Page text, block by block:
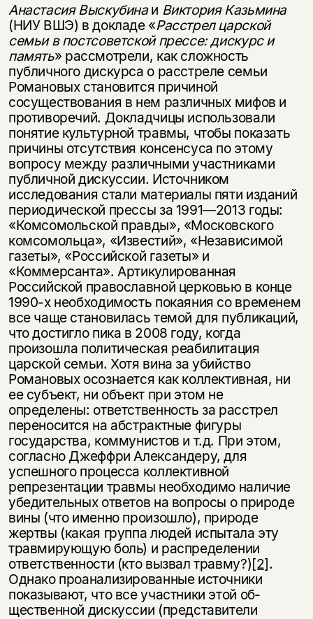
Анастасия Выскубина и Виктория Казьмина
(НИУ ВШЭ) в докладе «Рас­стрел царской
семьи в постсоветской прессе: дискурс и
память» рассмотрели, как сложность
публичного дискурса о расстреле семьи
Романовых становится при­чиной
сосуществования в нем различных мифов и
противоречий. Докладчицы использовали
понятие культурной травмы, чтобы показать
причины отсутствия консенсуса по этому
вопросу между различными участниками
публичной дис­куссии. Источником
исследования стали материалы пяти изданий
периодической прессы за 1991—2013 годы:
«Комсомольской правды», «Московского
комсомольца», «Известий», «Независимой
газеты», «Российской газеты» и
«Коммерсанта». Артикулированная
Российской православной церковью в конце
1990-х необхо­димость покаяния со временем
все чаще становилась темой для публикаций,
что достигло пика в 2008 году, когда
произошла политическая реабилитация
царской семьи. Хотя вина за убийство
Романовых осознается как коллективная, ни
ее субъект, ни объект при этом не
определены: ответственность за расстрел
перено­сится на абстрактные фигуры
государства, коммунистов и т.д. При этом,
согласно Джеффри Александеру, для
успешного процесса коллективной
репрезентации травмы необходимо наличие
убедительных ответов на вопросы о природе
вины (что именно произошло), природе
жертвы (какая группа людей испытала эту
травмирующую боль) и распределении
ответственности (кто вызвал травму?)[2].
Однако проанализированные источники
показывают, что все участники этой об­
щественной дискуссии (представители